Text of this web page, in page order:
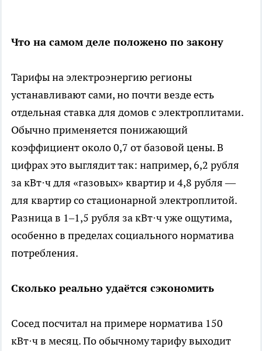
Что на самом деле положено по закону
Тарифы на электроэнергию регионы
устанавливают сами, но почти везде есть
отдельная ставка для домов с электроплитами.
Обычно применяется понижающий
коэффициент около 0,7 от базовой цены. В
цифрах это выглядит так: например, 6,2 рубля
за кВт·ч для «газовых» квартир и 4,8 рубля —
для квартир со стационарной электроплитой.
Разница в 1–1,5 рубля за кВт·ч уже ощутима,
особенно в пределах социального норматива
потребления.
Сколько реально удаётся сэкономить
Сосед посчитал на примере норматива 150
кВт·ч в месяц. По обычному тарифу выходит